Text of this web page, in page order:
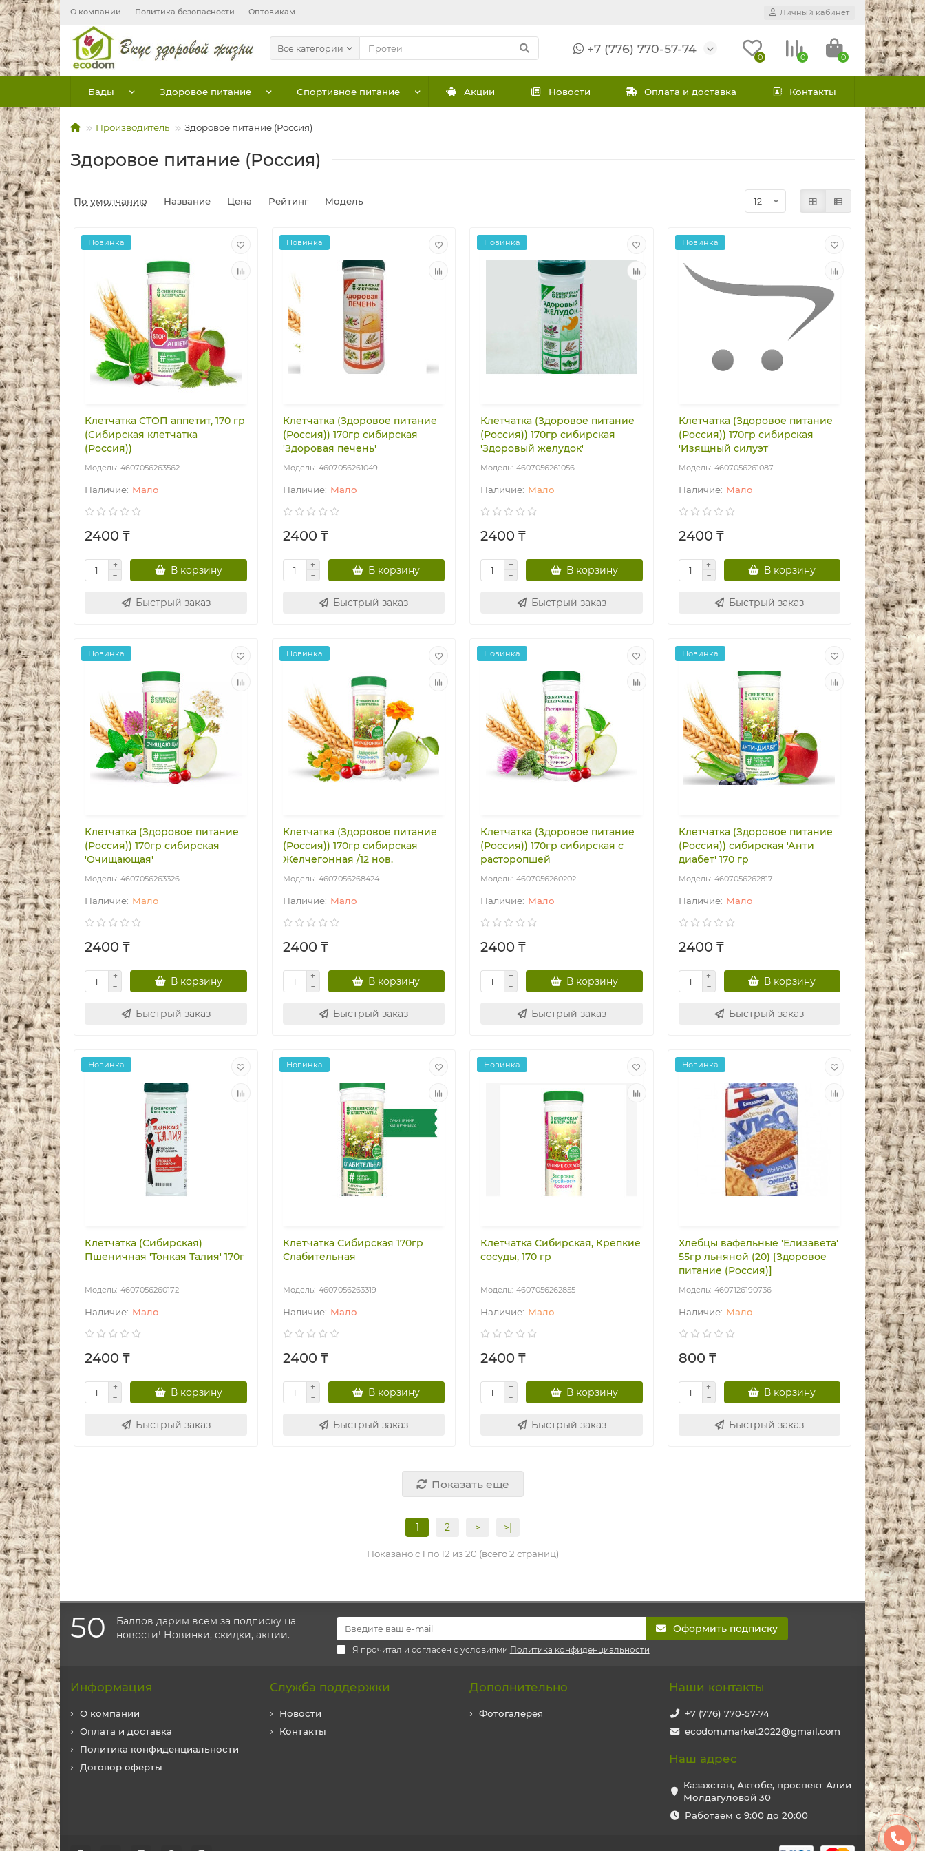
О компании Политика безопасности Оптовикам Личный кабинет
Все категории +7 (776) 770-57-74
0 0 0
Бады Здоровое питание Спортивное питание Акции Новости Оплата и доставка Контакты
Производитель Здоровое питание (Россия)
Здоровое питание (Россия)
По умолчанию Название Цена Рейтинг Модель
Новинка
Клетчатка СТОП аппетит, 170 гр
(Сибирская клетчатка
(Россия))
4607056263562
Мало
2400 ₸
В корзину
Быстрый заказ
Новинка
Клетчатка (Здоровое питание
(Россия)) 170гр сибирская
'Здоровая печень'
4607056261049
Мало
2400 ₸
В корзину
Быстрый заказ
Новинка
Клетчатка (Здоровое питание
(Россия)) 170гр сибирская
'Здоровый желудок'
4607056261056
Мало
2400 ₸
В корзину
Быстрый заказ
Новинка
Клетчатка (Здоровое питание
(Россия)) 170гр сибирская
'Изящный силуэт'
4607056261087
Мало
2400 ₸
В корзину
Быстрый заказ
Новинка
Клетчатка (Здоровое питание
(Россия)) 170гр сибирская
'Очищающая'
4607056263326
Мало
2400 ₸
В корзину
Быстрый заказ
Новинка
Клетчатка (Здоровое питание
(Россия)) 170гр сибирская
Желчегонная /12 нов.
4607056268424
Мало
2400 ₸
В корзину
Быстрый заказ
Новинка
Клетчатка (Здоровое питание
(Россия)) 170гр сибирская с
расторопшей
4607056260202
Мало
2400 ₸
В корзину
Быстрый заказ
Новинка
Клетчатка (Здоровое питание
(Россия)) сибирская 'Анти
диабет' 170 гр
4607056262817
Мало
2400 ₸
В корзину
Быстрый заказ
Новинка
Клетчатка (Сибирская)
Пшеничная 'Тонкая Талия' 170г
4607056260172
Мало
2400 ₸
В корзину
Быстрый заказ
Новинка
Клетчатка Сибирская 170гр
Слабительная
4607056263319
Мало
2400 ₸
В корзину
Быстрый заказ
Новинка
Клетчатка Сибирская, Крепкие
сосуды, 170 гр
4607056262855
Мало
2400 ₸
В корзину
Быстрый заказ
Новинка
Хлебцы вафельные 'Елизавета'
55гр льняной (20) [Здоровое
питание (Россия)]
4607126190736
Мало
800 ₸
В корзину
Быстрый заказ
Показать еще
1 2 > >|
Показано с 1 по 12 из 20 (всего 2 страниц)
50
Баллов дарим всем за подписку на
новости! Новинки, скидки, акции.
Оформить подписку
Я прочитал и согласен с условиями Политика конфиденциальности
Информация
О компании
Оплата и доставка
Политика конфиденциальности
Договор оферты
Служба поддержки
Новости
Контакты
Дополнительно
Фотогалерея
Наши контакты
+7 (776) 770-57-74
ecodom.market2022@gmail.com
Наш адрес
Казахстан, Актобе, проспект Алии
Молдагуловой 30
Работаем с 9:00 до 20:00